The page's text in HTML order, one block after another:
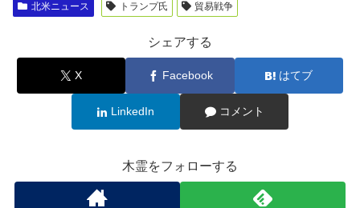
北米ニュース トランプ氏 貿易戦争
シェアする
X Facebook はてブ
LinkedIn コメント
木霊をフォローする